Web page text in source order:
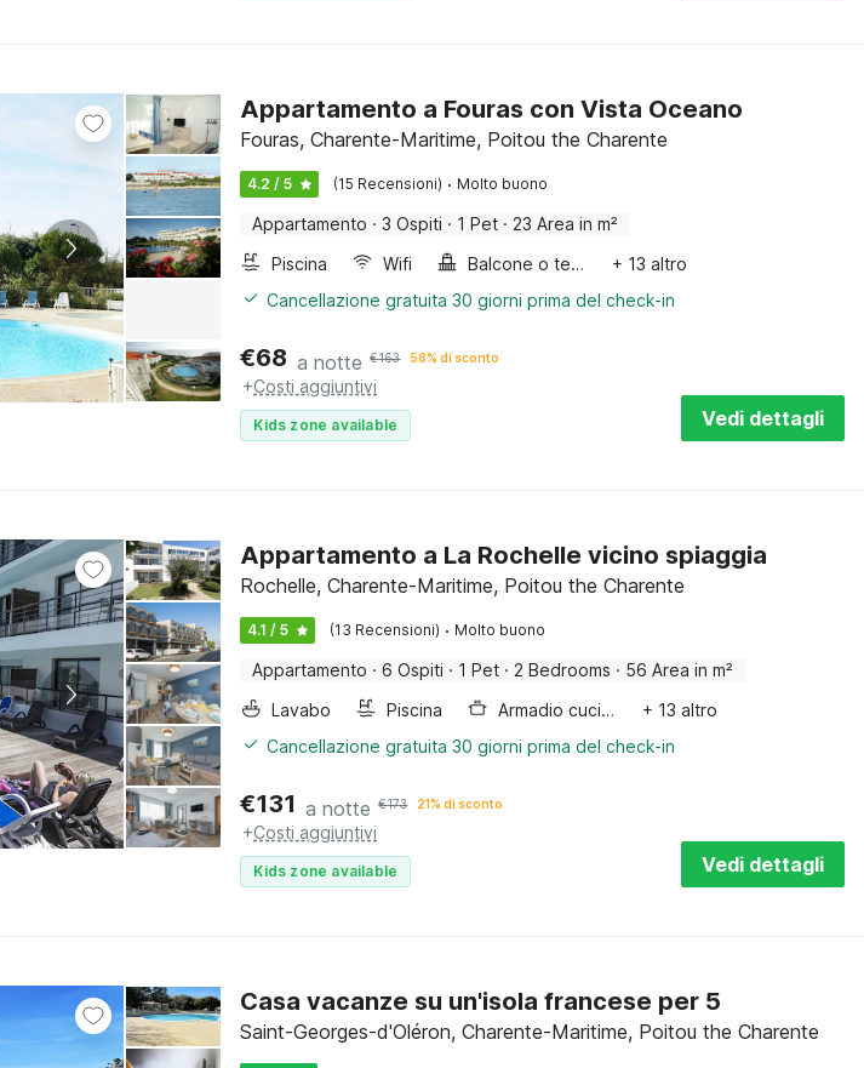
Appartamento a Fouras con Vista Oceano
Fouras, Charente-Maritime, Poitou the Charente
4.2 / 5 (15 Recensioni) · Molto buono
Appartamento · 3 Ospiti · 1 Pet · 23 Area in m²
Piscina
Wifi Balcone o terrazza
+ 13 altro
Cancellazione gratuita 30 giorni prima del check-in
€68 a notte €163 58% di sconto
+Costi aggiuntivi
Kids zone available Vedi dettagli
Appartamento a La Rochelle vicino spiaggia
Rochelle, Charente-Maritime, Poitou the Charente
4.1 / 5 (13 Recensioni) · Molto buono
Appartamento · 6 Ospiti · 1 Pet · 2 Bedrooms · 56 Area in m²
Lavabo
Piscina Armadio cucina
+ 13 altro
Cancellazione gratuita 30 giorni prima del check-in
€131 a notte €173 21% di sconto
+Costi aggiuntivi
Kids zone available Vedi dettagli
Casa vacanze su un'isola francese per 5
Saint-Georges-d'Oléron, Charente-Maritime, Poitou the Charente